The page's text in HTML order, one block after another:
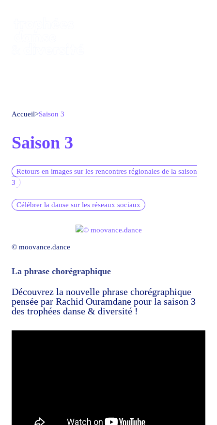
Accueil>Saison 3
Saison 3
Retours en images sur les rencontres régionales de la saison
3
Célébrer la danse sur les réseaux sociaux
© moovance.dance
La phrase chorégraphique
Découvrez la nouvelle phrase chorégraphique
pensée par Rachid Ouramdane pour la saison 3
des trophées danse & diversité !